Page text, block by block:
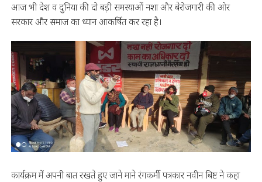
आज भी देश व दुनिया की दो बड़ी समस्याओं नशा और बेरोजगारी की ओर
सरकार और समाज का ध्यान आकर्षित कर रहा है।
कार्यक्रम में अपनी बात रखते हुए जाने माने रंगकर्मी पत्रकार नवीन बिष्ट ने कहा